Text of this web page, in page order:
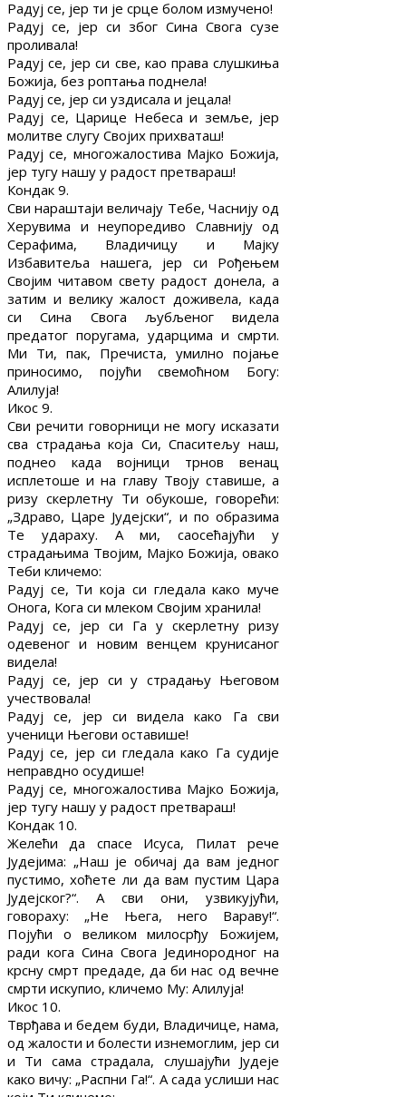
Радуј се, јер ти је срце болом измучено!
Радуј се, јер си због Сина Свога сузе
проливала!
Радуј се, јер си све, као права слушкиња
Божија, без роптања поднела!
Радуј се, јер си уздисала и јецала!
Радуј се, Царице Небеса и земље, јер
молитве слугу Својих прихваташ!
Радуј се, многожалостива Мајко Божија,
јер тугу нашу у радост претвараш!
Кондак 9.
Сви нараштаји величају Тебе, Часнију од
Херувима и неупоредиво Славнију од
Серафима, Владичицу и Мајку
Избавитеља нашега, јер си Рођењем
Својим читавом свету радост донела, а
затим и велику жалост доживела, када
си Сина Свога љубљеног видела
предатог поругама, ударцима и смрти.
Ми Ти, пак, Пречиста, умилно појање
приносимо, појући свемоћном Богу:
Алилуја!
Икос 9.
Сви речити говорници не могу исказати
сва страдања која Си, Спаситељу наш,
поднео када војници трнов венац
исплетоше и на главу Твоју ставише, а
ризу скерлетну Ти обукоше, говорећи:
„Здраво, Царе Јудејски“, и по образима
Те удараху. А ми, саосећајући у
страдањима Твојим, Мајко Божија, овако
Теби кличемо:
Радуј се, Ти која си гледала како муче
Онога, Кога си млеком Својим хранила!
Радуј се, јер си Га у скерлетну ризу
одевеног и новим венцем крунисаног
видела!
Радуј се, јер си у страдању Његовом
учествовала!
Радуј се, јер си видела како Га сви
ученици Његови оставише!
Радуј се, јер си гледала како Га судије
неправдно осудише!
Радуј се, многожалостива Мајко Божија,
јер тугу нашу у радост претвараш!
Кондак 10.
Желећи да спасе Исуса, Пилат рече
Јудејима: „Наш је обичај да вам једног
пустимо, хоћете ли да вам пустим Цара
Јудејског?“. А сви они, узвикујући,
говораху: „Не Њега, него Вараву!“.
Појући о великом милосрђу Божијем,
ради кога Сина Свога Јединородног на
крсну смрт предаде, да би нас од вечне
смрти искупио, кличемо Му: Алилуја!
Икос 10.
Тврђава и бедем буди, Владичице, нама,
од жалости и болести изнемоглим, јер си
и Ти сама страдала, слушајући Јудеје
како вичу: „Распни Га!“. А сада услиши нас